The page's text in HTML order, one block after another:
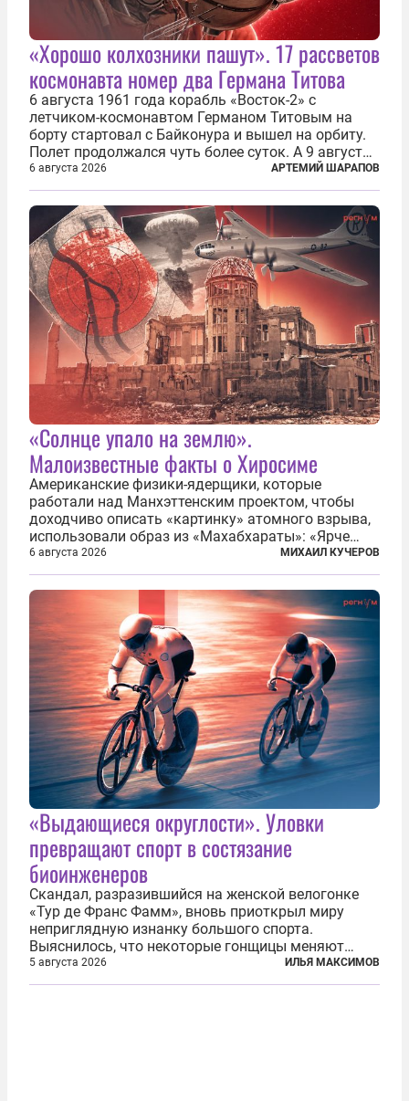
«Хорошо колхозники пашут». 17 рассветов
космонавта номер два Германа Титова
6 августа 1961 года корабль «Восток-2» с
летчиком-космонавтом Германом Титовым на
борту стартовал с Байконура и вышел на орбиту.
Полет продолжался чуть более суток. А 9 августа
второй человек в космосе получил звезду Героя
Советского Союза и орден Ленина. Миссия Титова
зачастую находится несколько...
6 августа 2026 АРТЕМИЙ ШАРАПОВ
«Солнце упало на землю».
Малоизвестные факты о Хиросиме
Американские физики-ядерщики, которые
работали над Манхэттенским проектом, чтобы
доходчиво описать «картинку» атомного взрыва,
использовали образ из «Махабхараты»: «Ярче
тысячи солнц пылало это пламя». Не все жители
японских городов Хиросимы и Нагасаки, на
которых США в августе 1945 года поставили...
6 августа 2026 МИХАИЛ КУЧЕРОВ
«Выдающиеся округлости». Уловки
превращают спорт в состязание
биоинженеров
Скандал, разразившийся на женской велогонке
«Тур де Франс Фамм», вновь приоткрыл миру
неприглядную изнанку большого спорта.
Выяснилось, что некоторые гонщицы меняют
размер груди ради улучшения аэродинамики. За
фасадом труда, мастерства, упорства и
5 августа 2026 ИЛЬЯ МАКСИМОВ